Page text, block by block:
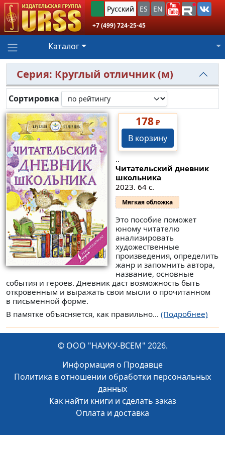
Русский ES EN
+7 (499) 724-25-45
Каталог
Серия: Круглый отличник (м)
Сортировка
178₽
В корзину
..
Читательский дневник
школьника
2023. 64 с.
Мягкая обложка
Это пособие поможет
юному читателю
анализировать
художественные
произведения, определить
жанр и запомнить автора,
название, основные
события и героев. Дневник даст возможность быть
откровенным и выражать свои мысли о прочитанном
в письменной форме.
В памятке объясняется, как правильно... (Подробнее)
© ООО "НАУКУ-ВСЕМ" 2026.
Информация о Продавце
Политика в отношении обработки персональных
данных
Как найти книги и сделать заказ
Оплата и доставка